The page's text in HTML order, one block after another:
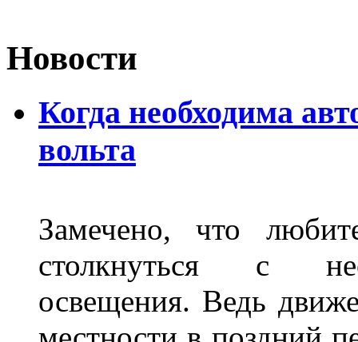
Новости
Когда необходима
вольта
Замечено, что
столкнуться с
освещения. Ведь